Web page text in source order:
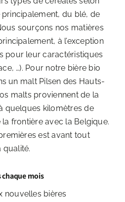
principalement, du blé, de
sourçons nos matières
à l’exception
pour leur caractéristiques
…). Pour notre bière bio
un malt Pilsen des Hauts-
malts proviennent de la
quelques kilomètres de
la frontière avec la Belgique.
est avant tout
qualité.
chaque mois
nouvelles bières